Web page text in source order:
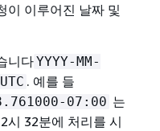
이 이루어진 날짜 및
니다YYYY-MM-
. 예를 들
07:00 는
시 32분에 처리를 시